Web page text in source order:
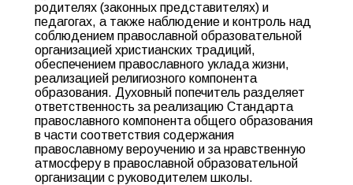
родителях (законных представителях) и
педагогах, а также наблюдение и контроль над
соблюдением православной образовательной
организацией христианских традиций,
обеспечением православного уклада жизни,
реализацией религиозного компонента
образования. Духовный попечитель разделяет
ответственность за реализацию Стандарта
православного компонента общего образования
в части соответствия содержания
православному вероучению и за нравственную
атмосферу в православной образовательной
организации с руководителем школы.